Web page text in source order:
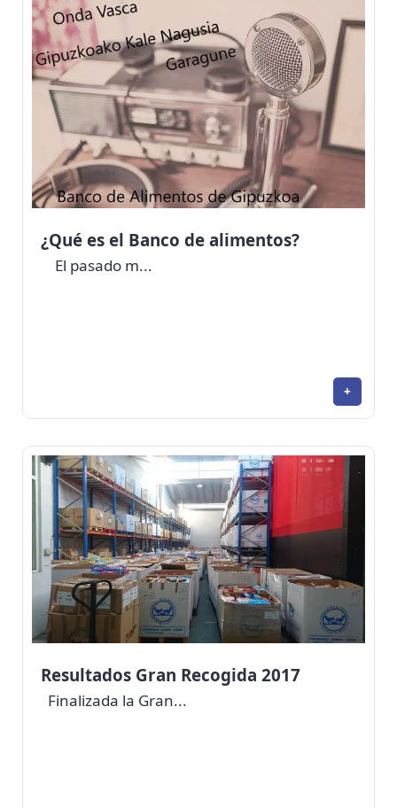
¿Qué es el Banco de alimentos?
El pasado m...
+
Resultados Gran Recogida 2017
Finalizada la Gran...